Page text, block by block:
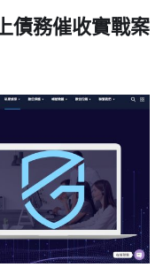
債務催收實戰案